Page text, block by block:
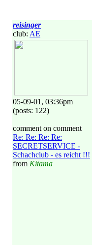
reisinger
club: AE
05-09-01, 03:36pm
(posts: 122)
comment on comment
Re: Re: Re: Re:
SECRETSERVICE -
Schachclub - es reicht !!!
from Kitama